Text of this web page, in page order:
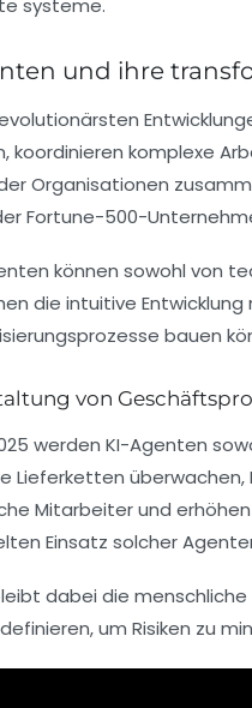
und ihre
koordinieren komplexe
Organisationen
Fortune-500-
können sowohl von
die intuitive
bauen
von
werden KI-Agenten
Lieferketten
Mitarbeiter und
Einsatz solcher
dabei die
um Risiken zu